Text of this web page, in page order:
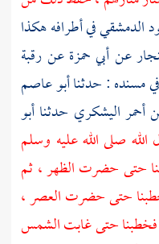
الدمشقيفي أطرافه هكذا
عنأبي حمزةعنرقبة
مسنده : حدثناأبو عاصم
أحمر اليشكري حدثناأبو
صلى الله عليه وسلم
حتى حضرت الظهر ، ثم
حتى حضرت العصر ،
فخطبنا حتى غابت الشمس